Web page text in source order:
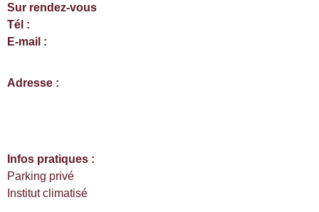
Sur rendez-vous
Tél :
E-mail :
Adresse :
Infos pratiques :
Parking privé
Institut climatisé